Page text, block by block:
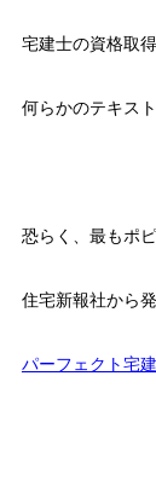
宅建士の資格取
何らかのテキス
恐らく、最もポ
住宅新報社から
パーフェクト宅建